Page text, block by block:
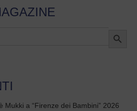
Mukki a “Firenze dei Bambini” 2026